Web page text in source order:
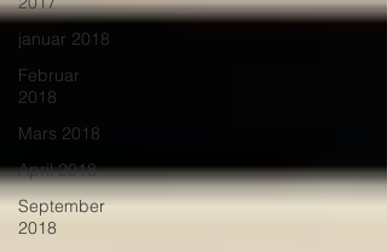
januar 2018
Februar
2018
Mars 2018
April 2018
September
2018